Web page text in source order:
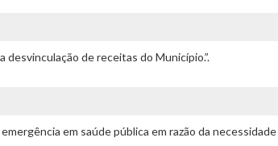
de receitas do Município.”.
em saúde pública em razão da